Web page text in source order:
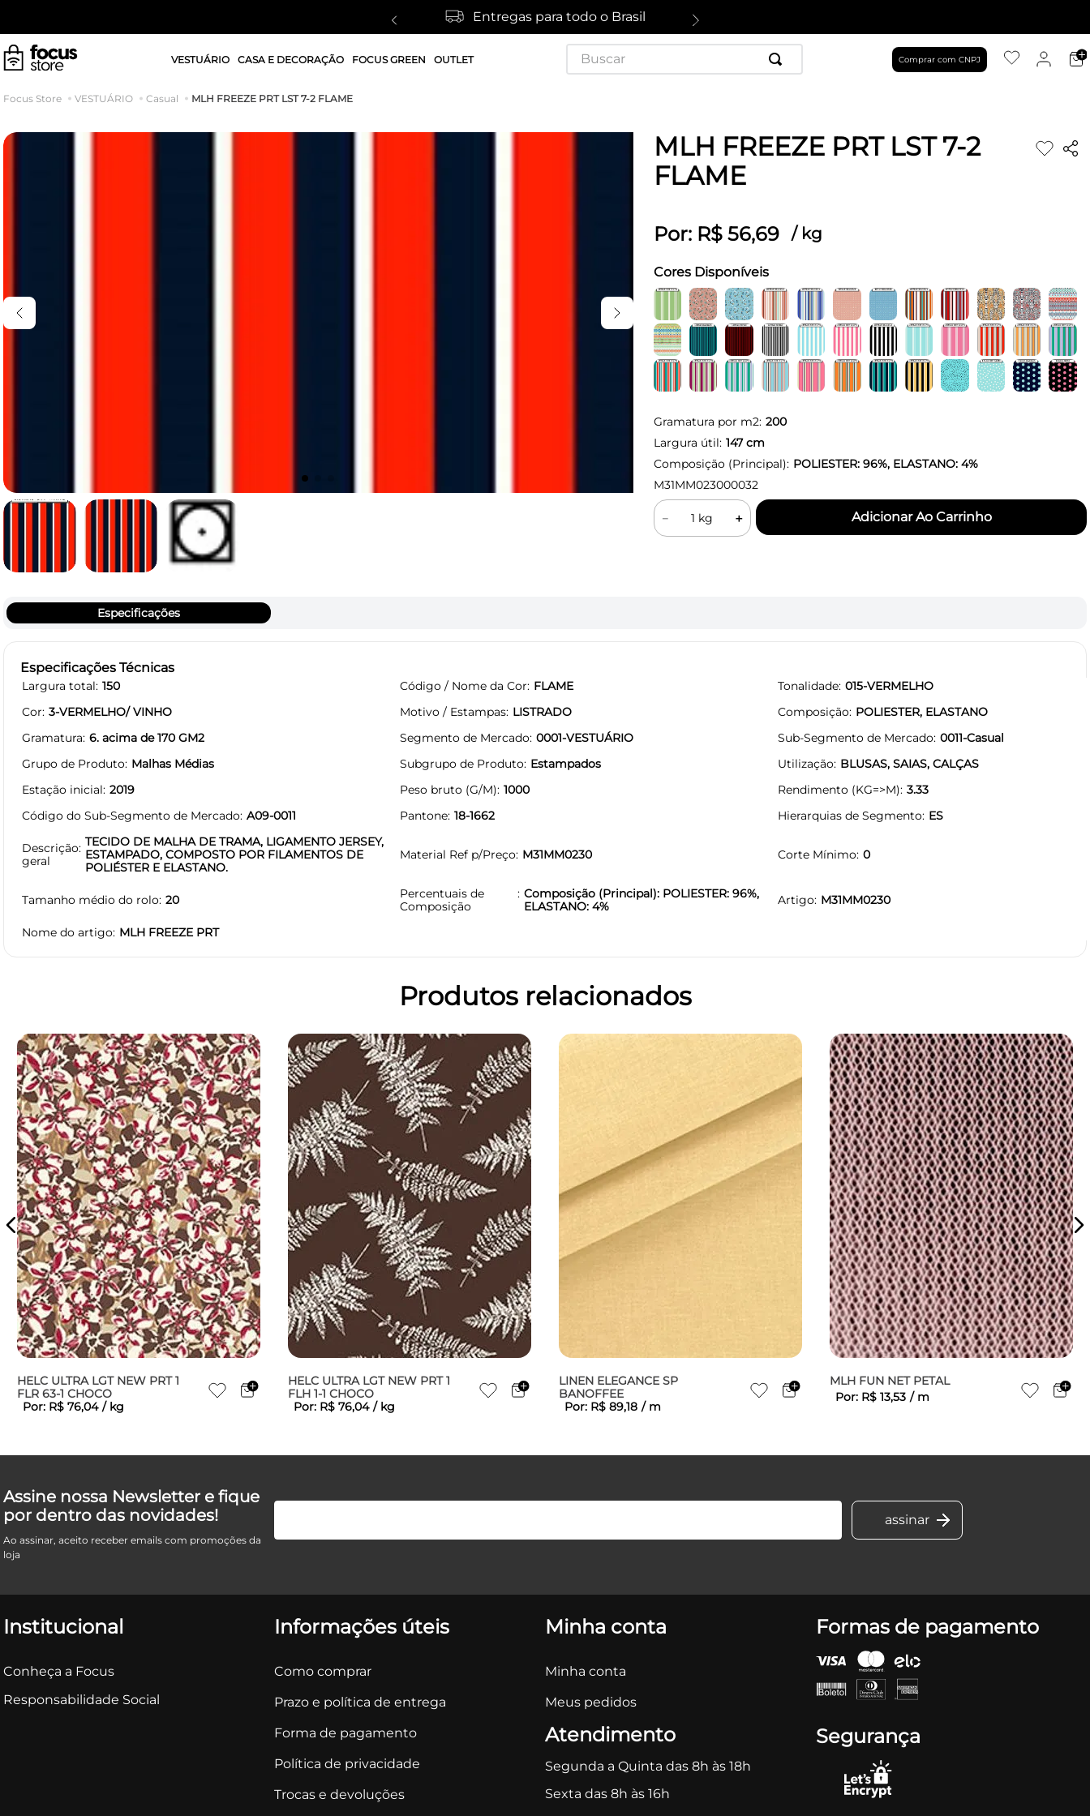
Entregas para todo o Brasil
VESTUÁRIO CASA E DECORAÇÃO FOCUS GREEN OUTLET
Buscar
Comprar com CNPJ
VESTUÁRIO Casual MLH FREEZE PRT LST 7-2 FLAME
MLH FREEZE PRT LST 7-2
FLAME
Por: R$ 56,69 / kg
Cores Disponíveis
Gramatura por m2: 200
Largura útil: 147cm
Composição (Principal): POLIESTER: 96%, ELASTANO: 4%
M31MM023000032
＋
－
Especificações
Especificações Técnicas
Largura total 150 Código / Nome da Cor FLAME Tonalidade 015-VERMELHO
Cor 3-VERMELHO/ VINHO Motivo / Estampas LISTRADO Composição POLIESTER, ELASTANO
Gramatura 6. acima de 170 GM2 Segmento de Mercado 0001-VESTUÁRIO Sub-Segmento de Mercado 0011-Casual
Grupo de Produto Malhas Médias Subgrupo de Produto Estampados Utilização BLUSAS, SAIAS, CALÇAS
Estação inicial 2019 Peso bruto (G/M) 1000 Rendimento (KG=>M) 3.33
Código do Sub-Segmento de Mercado A09-0011 Pantone 18-1662 Hierarquias de Segmento ES
Descrição
geral
TECIDO DE MALHA DE TRAMA, LIGAMENTO JERSEY,
ESTAMPADO, COMPOSTO POR FILAMENTOS DE
POLIÉSTER E ELASTANO.
Material Ref p/Preço M31MM0230 Corte Mínimo 0
Tamanho médio do rolo 20
Percentuais de
Composição
Composição (Principal): POLIESTER: 96%,
ELASTANO: 4%
Artigo M31MM0230
Nome do artigo MLH FREEZE PRT
Produtos relacionados
HELC ULTRA LGT NEW PRT 1
FLR 63-1 CHOCO
Por: R$ 76,04 / kg
HELC ULTRA LGT NEW PRT 1
FLH 1-1 CHOCO
Por: R$ 76,04 / kg
LINEN ELEGANCE SP
BANOFFEE
Por: R$ 89,18 / m
MLH FUN NET PETAL
Por: R$ 13,53 / m
Assine nossa Newsletter e fique
por dentro das novidades!
Ao assinar, aceito receber emails com promoções da
loja
Institucional
Conheça a Focus
Responsabilidade Social
Informações úteis
Como comprar
Prazo e política de entrega
Forma de pagamento
Política de privacidade
Trocas e devoluções
Minha conta
Minha conta
Meus pedidos
Atendimento
Segunda a Quinta das 8h às 18h
Sexta das 8h às 16h
Formas de pagamento
Segurança